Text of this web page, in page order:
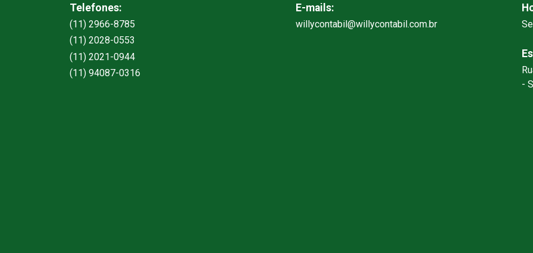
Telefones:
(11) 2966-8785
(11) 2028-0553
(11) 2021-0944
(11) 94087-0316
E-mails:
willycontabil@willycontabil.com.br
-